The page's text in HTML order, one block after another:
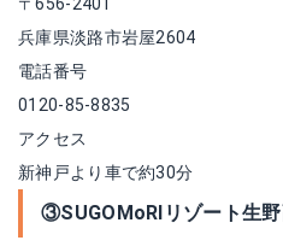
兵庫県淡路市岩屋2604
電話番号
0120-85-8835
アクセス
新神戸より車で約30分
③SUGOMoRIリゾート生